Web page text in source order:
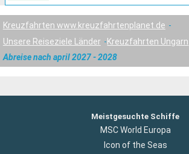
Kreuzfahrten www.kreuzfahrtenplanet.de
Unsere Reiseziele Länder
Kreuzfahrten Ungarn
Abreise nach april 2027 - 2028
Meistgesuchte Schiffe
MSC World Europa
Icon of the Seas